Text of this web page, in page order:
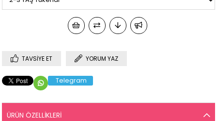
TAVSIYE ET YORUM YAZ
Telegram
ÜRÜN ÖZELLIKLERI